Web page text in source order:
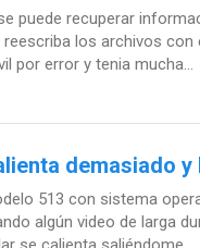
puede recuperar
los archivos
por error y tenia mucha...
demasiado
513 con sistema
algún video de larga